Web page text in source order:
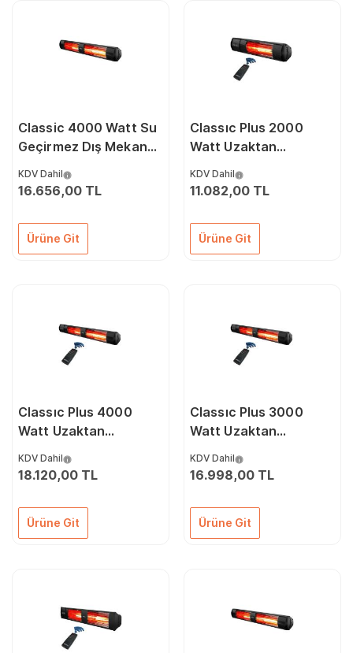
Classic 4000 Watt Su
Geçirmez Dış Mekan
KDV Dahil
16.656,00 TL
Ürüne Git
Classıc Plus 2000
Watt Uzaktan
Geçirmez Dış Mekan
KDV Dahil
11.082,00 TL
Ürüne Git
Classıc Plus 4000
Watt Uzaktan
Geçirmez Dış Mekan
KDV Dahil
18.120,00 TL
Ürüne Git
Classıc Plus 3000
Watt Uzaktan
Geçirmez Dış Mekan
KDV Dahil
16.998,00 TL
Ürüne Git